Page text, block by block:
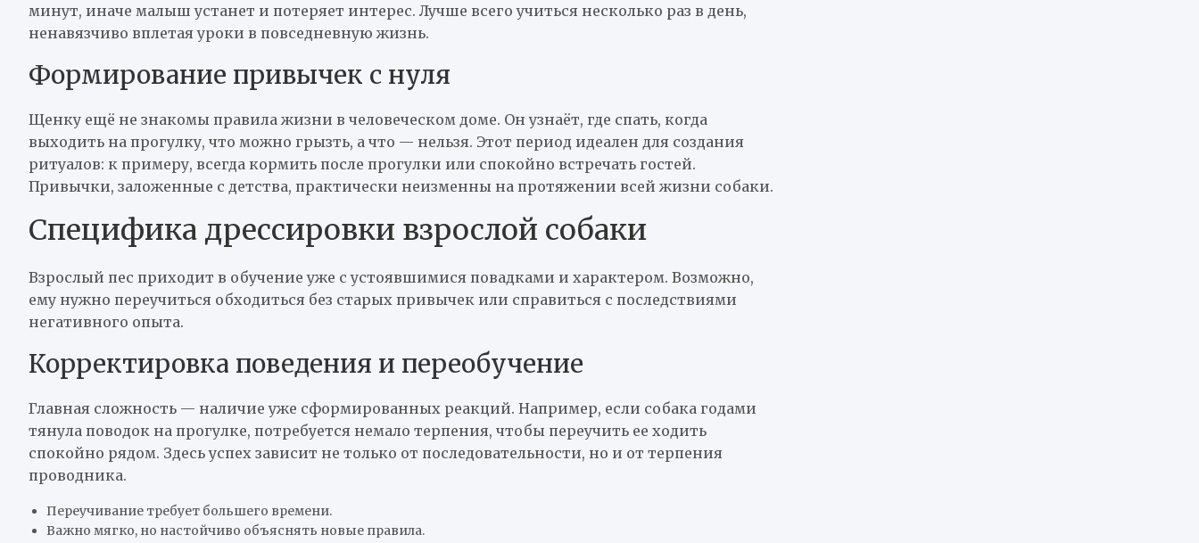
минут, иначе малыш устанет и потеряет интерес. Лучше всего учиться несколько раз в день,
ненавязчиво вплетая уроки в повседневную жизнь.
Формирование привычек с нуля
Щенку ещё не знакомы правила жизни в человеческом доме. Он узнаёт, где спать, когда
выходить на прогулку, что можно грызть, а что — нельзя. Этот период идеален для создания
ритуалов: к примеру, всегда кормить после прогулки или спокойно встречать гостей.
Привычки, заложенные с детства, практически неизменны на протяжении всей жизни собаки.
Специфика дрессировки взрослой собаки
Взрослый пес приходит в обучение уже с устоявшимися повадками и характером. Возможно,
ему нужно переучиться обходиться без старых привычек или справиться с последствиями
негативного опыта.
Корректировка поведения и переобучение
Главная сложность — наличие уже сформированных реакций. Например, если собака годами
тянула поводок на прогулке, потребуется немало терпения, чтобы переучить ее ходить
спокойно рядом. Здесь успех зависит не только от последовательности, но и от терпения
проводника.
Переучивание требует большего времени.
Важно мягко, но настойчиво объяснять новые правила.